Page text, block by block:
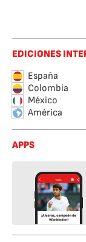
EDICIONES
España
Colombia
México
América
APPS